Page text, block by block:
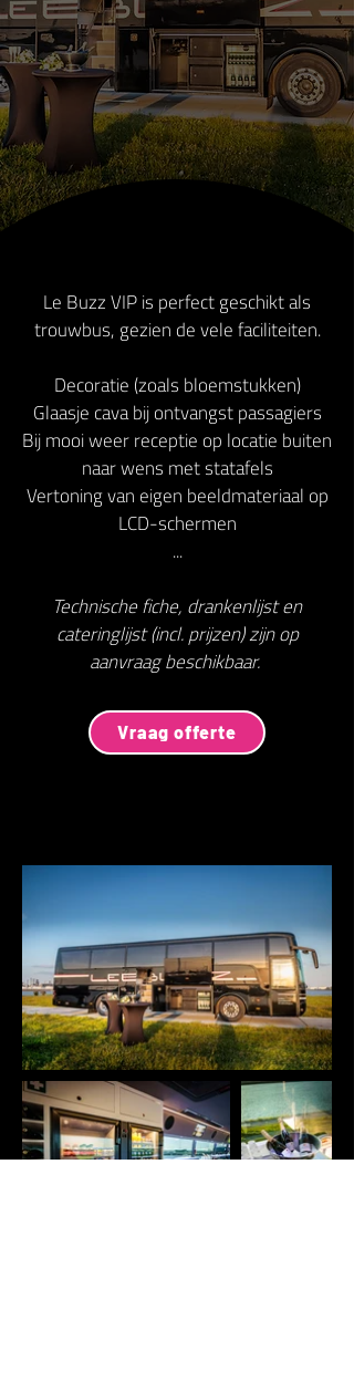
Le Buzz VIP is perfect geschikt als
trouwbus, gezien de vele faciliteiten.
Decoratie (zoals bloemstukken)
Glaasje cava bij ontvangst passagiers
Bij mooi weer receptie op locatie buiten
naar wens met statafels
Vertoning van eigen beeldmateriaal op
LCD-schermen
...
Technische fiche, drankenlijst en
cateringlijst (incl. prijzen) zijn op
aanvraag beschikbaar.
Vraag offerte